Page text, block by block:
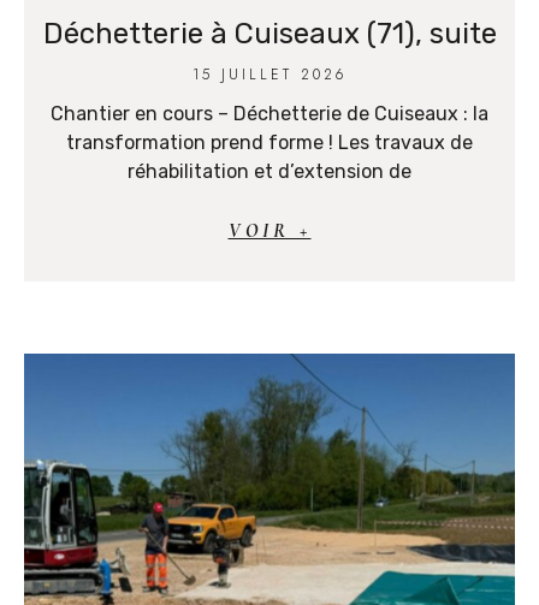
Déchetterie à Cuiseaux (71), suite
15 JUILLET 2026
Chantier en cours – Déchetterie de Cuiseaux : la
transformation prend forme ! Les travaux de
réhabilitation et d’extension de
VOIR +